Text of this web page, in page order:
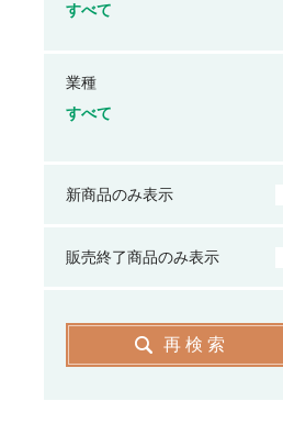
すべて
業種
すべて
新商品のみ表示
販売終了商品のみ表示
再検索